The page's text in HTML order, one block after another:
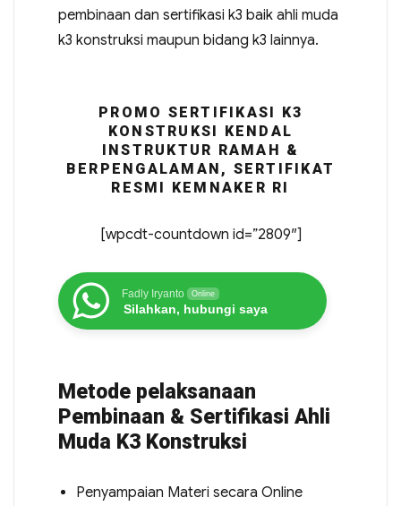
pembinaan dan sertifikasi k3 baik ahli muda
k3 konstruksi maupun bidang k3 lainnya.
PROMO SERTIFIKASI K3
KONSTRUKSI KENDAL
INSTRUKTUR RAMAH &
BERPENGALAMAN, SERTIFIKAT
RESMI KEMNAKER RI
[wpcdt-countdown id=”2809″]
Fadly Iryanto Online
Silahkan, hubungi saya
Metode pelaksanaan
Pembinaan & Sertifikasi Ahli
Muda K3 Konstruksi
Penyampaian Materi secara Online